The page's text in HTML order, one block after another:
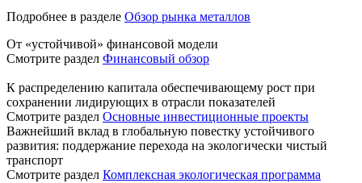
Подробнее в разделе Обзор рынка металлов
От «устойчивой» финансовой модели
Смотрите раздел Финансовый обзор
К распределению капитала обеспечивающему рост при
сохранении лидирующих в отрасли показателей
Смотрите раздел Основные инвестиционные проекты
Важнейший вклад в глобальную повестку устойчивого
развития: поддержание перехода на экологически чистый
транспорт
Смотрите раздел Комплексная экологическая программа